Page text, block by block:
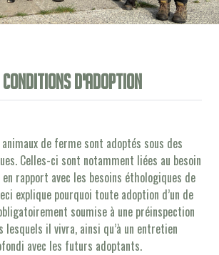
conditions d'adoption
animaux de ferme sont adoptés sous des
Celles-ci sont notamment liées au besoin
rapport avec les besoins éthologiques de
explique pourquoi toute adoption d’un de
soumise à une préinspection
lesquels il vivra, ainsi qu’à un entretien
avec les futurs adoptants.